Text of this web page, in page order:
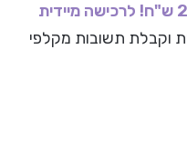
וקבלת תשובות מקלפי